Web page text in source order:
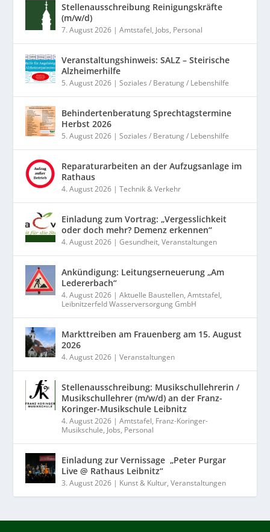
Stellenausschreibung Reinigungskräfte
(m/w/d)
7. August 2026 |Amtstafel, Jobs, Personal
Veranstaltungshinweis: SALZ – Steirische
Alzheimerhilfe
5. August 2026 |Soziales / Beratung / Lebenshilfe
Behindertenberatung Sprechtagstermine
Herbst 2026
5. August 2026 |Soziales / Beratung / Lebenshilfe
Reparaturarbeiten an der Aufzugsanlage im
Rathaus
4. August 2026 |Technik & Verkehr
Einladung zum Vortrag: „Vergesslichkeit
oder doch mehr? Demenz erkennen“
4. August 2026 |Gesundheit,Veranstaltungen
Ankündigung: Leitungserneuerung „Am
Ledererbach“
4. August 2026 |Aktuelle Baustellen,Amtstafel,
Leibnitzerfeld Wasserversorgung GmbH
Markttreiben am Frauenberg am 15. August
2026
4. August 2026 |Veranstaltungen
Stellenausschreibung: Musikschullehrerin /
Musikschullehrer (m/w/d) an der Franz-
Koringer-Musikschule Leibnitz
4. August 2026 |Amtstafel, Franz-Koringer-
Musikschule, Jobs, Personal
Einladung zur Vernissage „Peter Purgar
Live @ Rathaus Leibnitz“
3. August 2026 | Kunst & Kultur,Veranstaltungen